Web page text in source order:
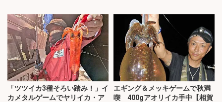
「ツツイカ3種そろい踏み！」イ
カメタルゲームでヤリイカ・ア
エギング＆メッキゲームで秋満
喫 400gアオリイカ手中【相賀